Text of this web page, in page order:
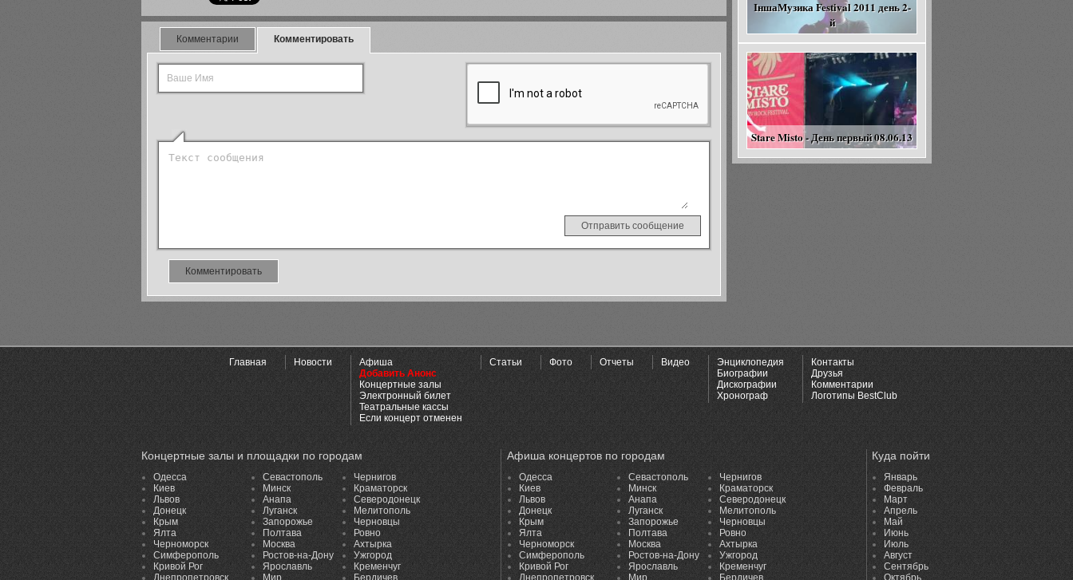
Комментарии Комментировать
Комментировать
ІншаМузика Festival 2011 день 2-
й
Stare Misto - День первый 08.06.13
Главная Новости
Афиша
Добавить Анонс
Концертные залы
Электронный билет
Театральные кассы
Если концерт отменен
Статьи Фото Отчеты Видео
Энциклопедия
Биографии
Дискографии
Хронограф
Контакты
Друзья
Комментарии
Логотипы BestClub
Концертные залы и площадки по городам
Одесса
Киев
Львов
Донецк
Крым
Ялта
Черноморск
Симферополь
Кривой Рог
Днепропетровск
Севастополь
Минск
Анапа
Луганск
Запорожье
Полтава
Москва
Ростов-на-Дону
Ярославль
Мир
Чернигов
Краматорск
Северодонецк
Мелитополь
Черновцы
Ровно
Ахтырка
Ужгород
Кременчуг
Бердичев
Афиша концертов по городам
Одесса
Киев
Львов
Донецк
Крым
Ялта
Черноморск
Симферополь
Кривой Рог
Днепропетровск
Севастополь
Минск
Анапа
Луганск
Запорожье
Полтава
Москва
Ростов-на-Дону
Ярославль
Мир
Чернигов
Краматорск
Северодонецк
Мелитополь
Черновцы
Ровно
Ахтырка
Ужгород
Кременчуг
Бердичев
Куда пойти
Январь
Февраль
Март
Апрель
Май
Июнь
Июль
Август
Сентябрь
Октябрь